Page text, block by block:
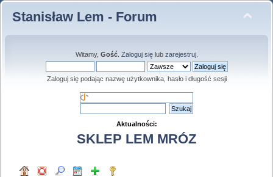
Stanisław Lem - Forum
Witamy, Gość. Zaloguj sięlub zarejestruj.
Zaloguj się podając nazwę użytkownika, hasło i długość sesji
Aktualności:
SKLEP LEM MRÓZ